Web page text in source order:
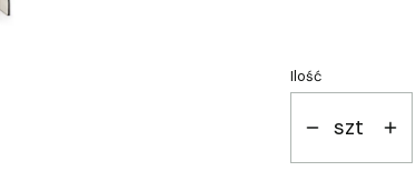
Ilość
szt